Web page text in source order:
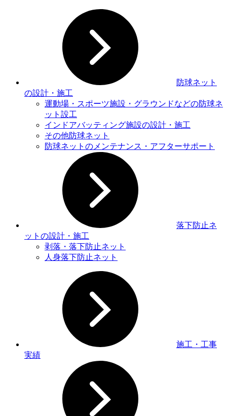
防球ネット
の設計・施工
運動場・スポーツ施設・グラウンドなどの防球ネ
ット設⼯
インドアバッティング施設の設計・施工
その他防球ネット
防球ネットのメンテナンス・アフターサポート
落下防止ネ
ットの設計・施工
剥落・落下防止ネット
人身落下防止ネット
施工・工事
実績